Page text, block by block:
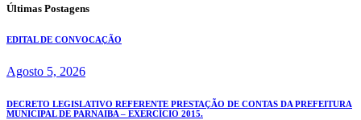
Últimas Postagens
EDITAL DE CONVOCAÇÃO
Agosto 5, 2026
DECRETO LEGISLATIVO REFERENTE PRESTAÇÃO DE CONTAS DA PREFEITURA
MUNICIPAL DE PARNAIBA – EXERCÍCIO 2015.